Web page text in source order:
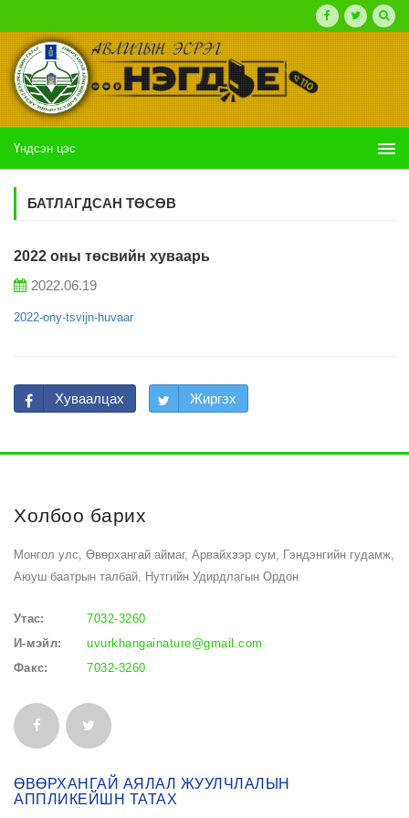
Үндсэн цэс
БАТЛАГДСАН ТӨСӨВ
2022 оны төсвийн хуваарь
2022.06.19
2022-ony-tsvijn-huvaar
Хуваалцах Жиргэх
Холбоо барих
Монгол улс, Өвөрхангай аймаг, Арвайхээр сум, Гэндэнгийн гудамж,
Аюуш баатрын талбай, Нутгийн Удирдлагын Ордон
Утас:
7032-3260
И-мэйл:
uvurkhangainature@gmail.com
Факс:
7032-3260
ӨВӨРХАНГАЙ АЯЛАЛ ЖУУЛЧЛАЛЫН
АППЛИКЕЙШН ТАТАХ